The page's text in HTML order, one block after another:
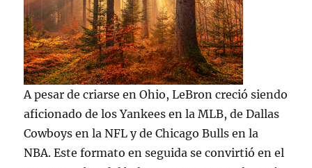
A pesar de criarse en Ohio, LeBron creció siendo
aficionado de los Yankees en la MLB, de Dallas
Cowboys en la NFL y de Chicago Bulls en la
NBA. Este formato en seguida se convirtió en el